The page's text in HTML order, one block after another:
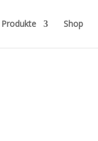
Produkte Shop